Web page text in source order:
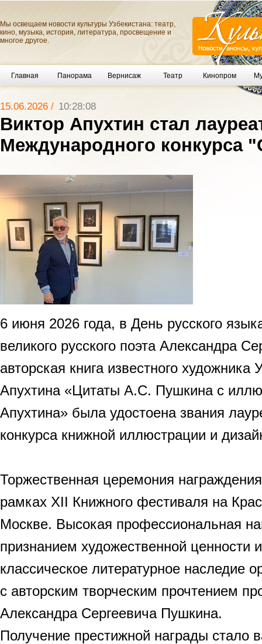
Мы освещаем новости культуры Узбекистана: театр,
кино, музыка, история, литература, просвещение и
многое другое.
Главная Панорама Вернисаж Театр Кинопром
15.06.2026 / 10:28:08
Виктор Апухтин стал
Международного конкурса
6 июня 2026 года, в День русского
великого русского поэта Александра
авторская книга известного художника
Апухтина «Цитаты А.С. Пушкина с
Апухтина» была удостоена звания
конкурса книжной иллюстрации и
Торжественная церемония
рамках XII Книжного фестиваля на
Москве. Высокая профессиональная
признанием художественной ценности
классическое литературное наследие
с авторским творческим прочтением
Александра Сергеевича Пушкина.
Получение престижной награды стало